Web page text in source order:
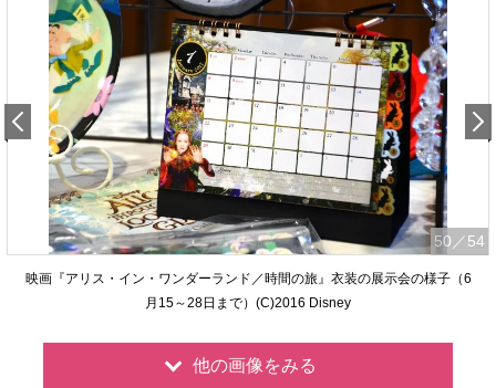
50 ／54
映画『アリス・イン・ワンダーランド／時間の旅』衣装の展示会の様子（6
月15～28日まで）(C)2016 Disney
他の画像をみる